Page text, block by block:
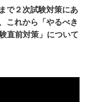
で２次試験対策にあ
これから「やるべき
直前対策」について